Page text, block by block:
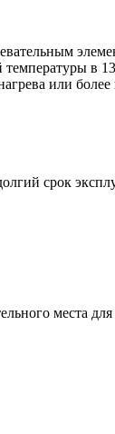
или более
срок
места